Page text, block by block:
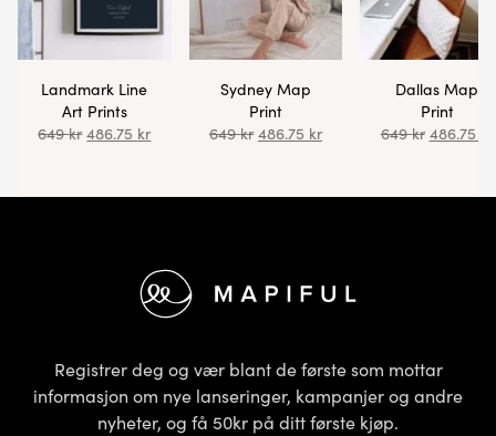
Landmark Line
Art Prints
649kr 486.75 kr
Sydney Map
Print
649kr 486.75 kr
Dallas Map
Print
649kr 486.75
Registrer deg og vær blant de første som mottar
informasjon om nye lanseringer, kampanjer og andre
nyheter, og få 50kr på ditt første kjøp.